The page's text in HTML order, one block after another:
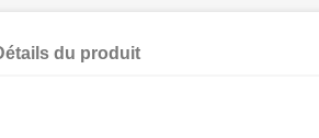
du produit